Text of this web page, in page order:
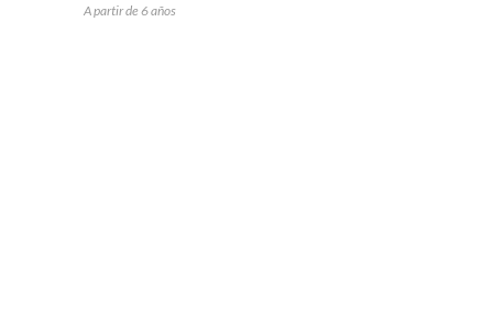
A partir de 6 años